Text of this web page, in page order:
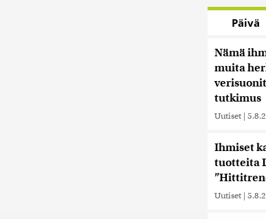
Päivä
Nämä
muita
tutkimus
Uutiset |
Ihmiset
tuotteita
Uutiset |